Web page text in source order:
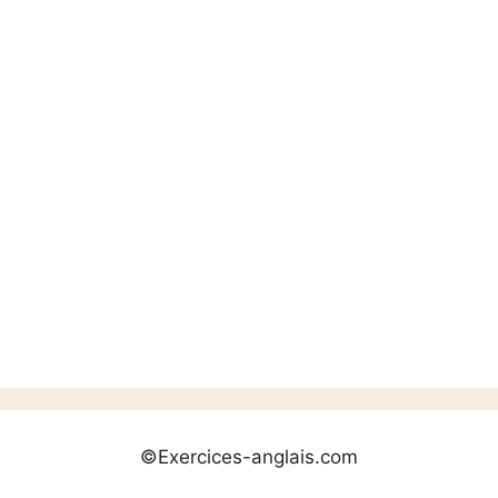
©Exercices-anglais.com